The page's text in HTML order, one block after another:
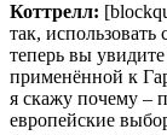
Коттрелл:
так,
теперь вы
применённой к
я скажу почему –
европейские